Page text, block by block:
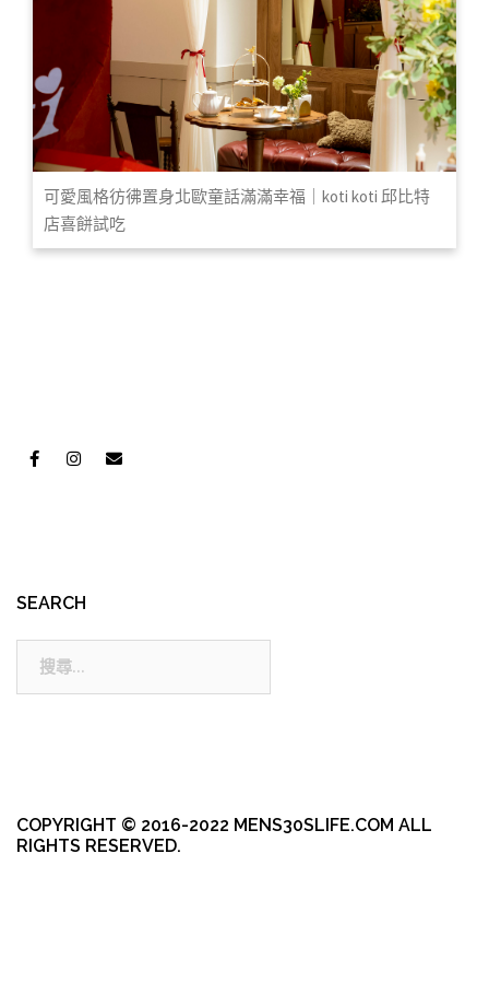
可愛風格彷彿置身北歐童話滿滿幸福｜koti koti 邱比特
店喜餅試吃
SEARCH
COPYRIGHT © 2016-2022 MENS30SLIFE.COM ALL
RIGHTS RESERVED.